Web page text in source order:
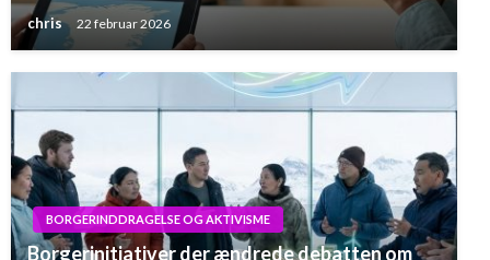
chris 22 februar 2026
BORGERINDDRAGELSE OG AKTIVISME
Borgerinitiativer der ændrede debatten om